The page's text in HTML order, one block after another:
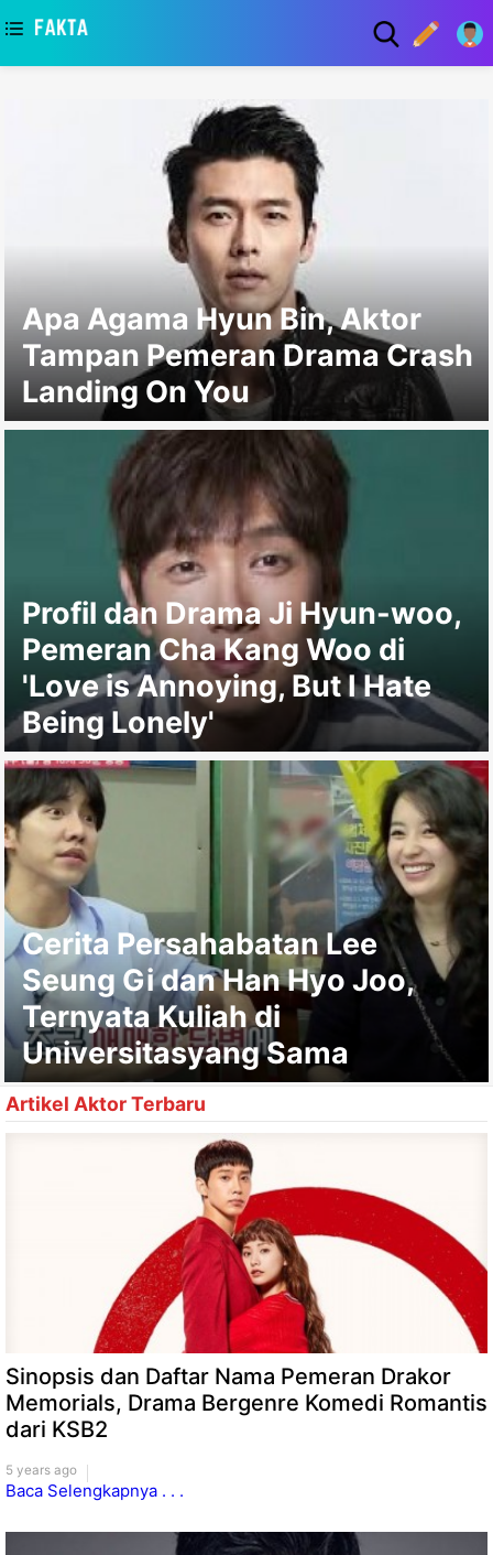
Apa Agama Hyun Bin, Aktor
Tampan Pemeran Drama Crash
Landing On You
Profil dan Drama Ji Hyun-woo,
Pemeran Cha Kang Woo di
'Love is Annoying, But I Hate
Being Lonely'
Cerita Persahabatan Lee
Seung Gi dan Han Hyo Joo,
Ternyata Kuliah di
Universitasyang Sama
Artikel Aktor Terbaru
Sinopsis dan Daftar Nama Pemeran Drakor
Memorials, Drama Bergenre Komedi Romantis
dari KSB2
5 years ago
Baca Selengkapnya . . .